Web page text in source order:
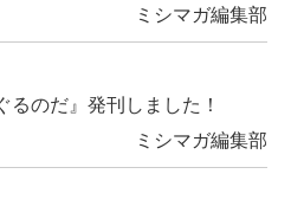
ミシマガ編集部
のだ』発刊しました！
ミシマガ編集部